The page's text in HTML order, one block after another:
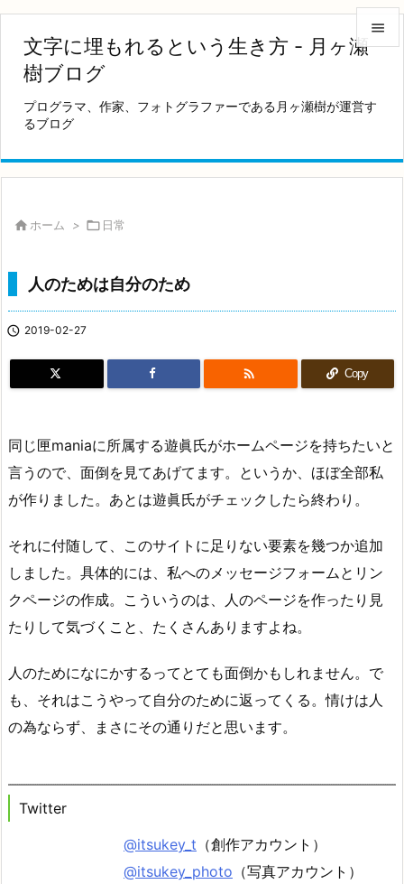
文字に埋もれるという生き方 - 月ヶ瀬
樹ブログ
プログラマ、作家、フォトグラファーである月ヶ瀬樹が運営す
るブログ



前へ
 ホーム >  日常
人のためは自分のため
 2019-02-27
 Copy
同じ匣maniaに所属する遊眞氏がホームページを持ちたいと
言うので、面倒を見てあげてます。というか、ほぼ全部私
が作りました。あとは遊眞氏がチェックしたら終わり。
それに付随して、このサイトに足りない要素を幾つか追加
しました。具体的には、私へのメッセージフォームとリン
クページの作成。こういうのは、人のページを作ったり見
たりして気づくこと、たくさんありますよね。
人のためになにかするってとても面倒かもしれません。で
も、それはこうやって自分のために返ってくる。情けは人
の為ならず、まさにその通りだと思います。
Twitter
@itsukey_t （創作アカウント）
@itsukey_photo （写真アカウント）